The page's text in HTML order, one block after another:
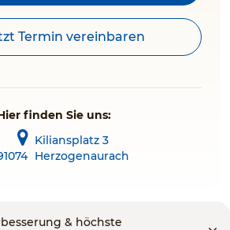
Termin vereinbaren
finden Sie uns:
Kiliansplatz 3
Herzogenaurach
& höchste